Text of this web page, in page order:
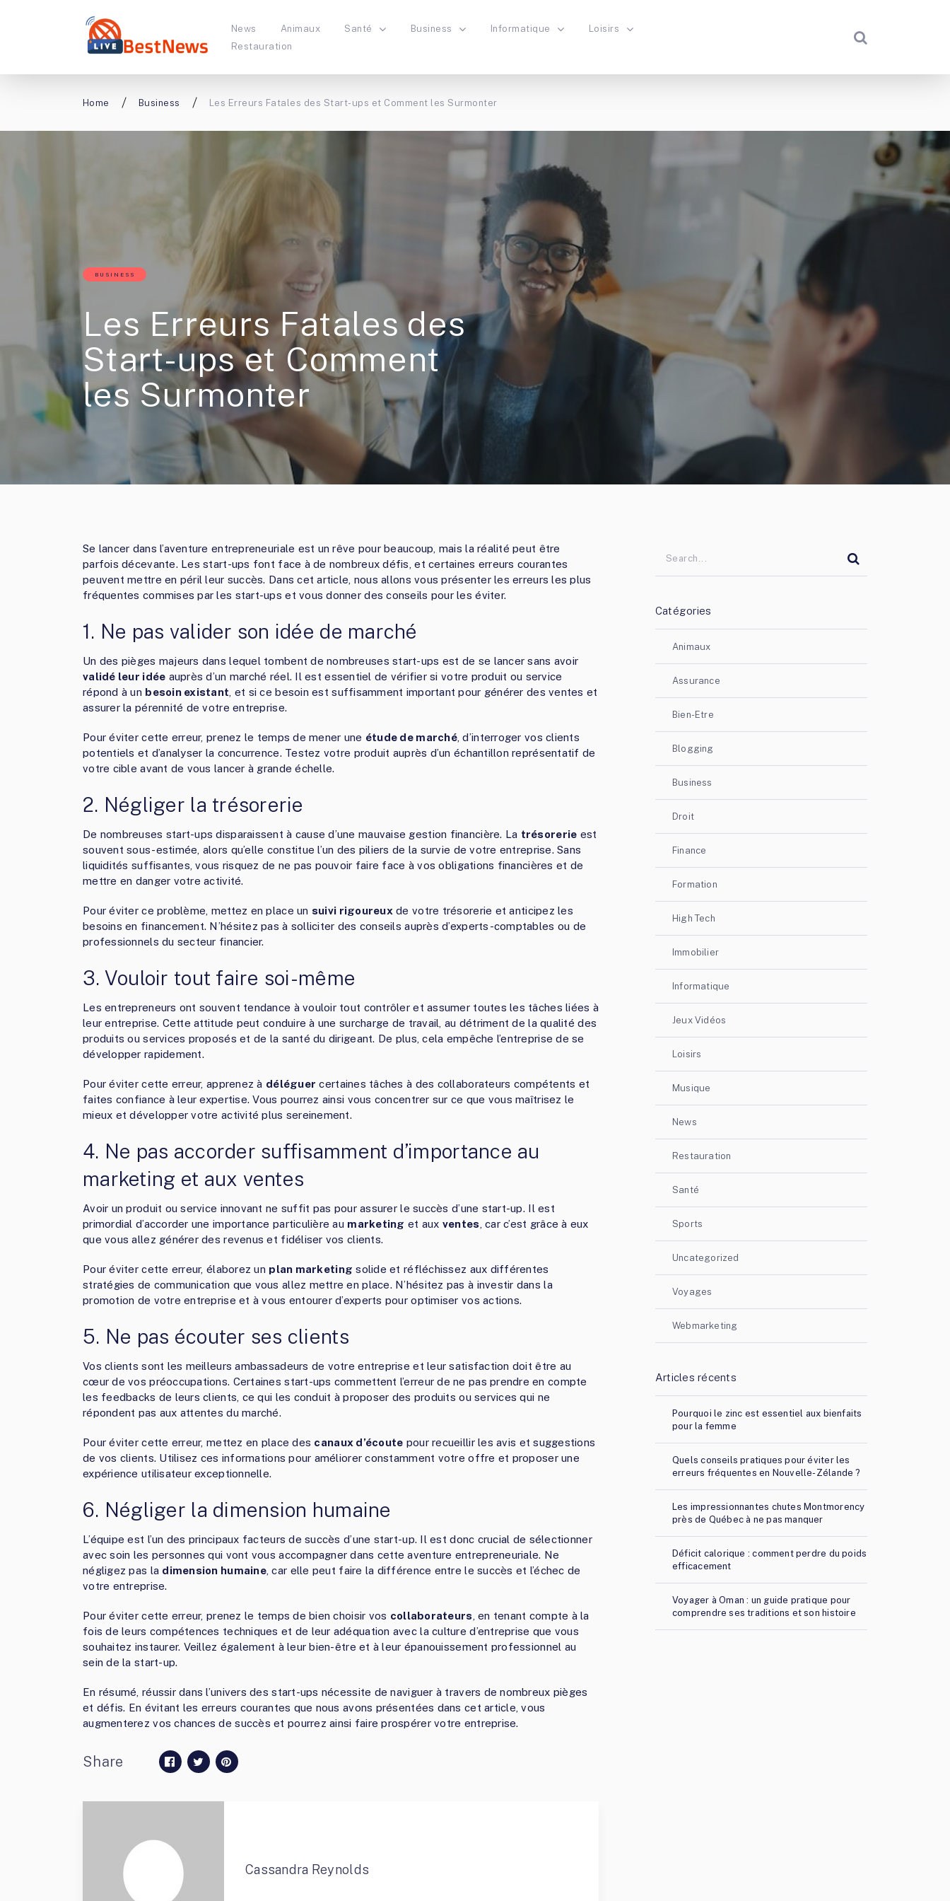
News Animaux Santé Business Informatique
Loisirs
Restauration
Home Business Les Erreurs Fatales des Start-ups et Comment les Surmonter
BUSINESS
Les Erreurs Fatales des
Start-ups et Comment
les Surmonter
Se lancer dans l’aventure entrepreneuriale est un rêve pour beaucoup, mais la réalité peut être
parfois décevante. Les start-ups font face à de nombreux défis, et certaines erreurs courantes
peuvent mettre en péril leur succès. Dans cet article, nous allons vous présenter les erreurs les plus
fréquentes commises par les start-ups et vous donner des conseils pour les éviter.
1. Ne pas valider son idée de marché
Un des pièges majeurs dans lequel tombent de nombreuses start-ups est de se lancer sans avoir
validé leur idée auprès d’un marché réel. Il est essentiel de vérifier si votre produit ou service
répond à un besoin existant , et si ce besoin est suffisamment important pour générer des ventes et
assurer la pérennité de votre entreprise.
Pour éviter cette erreur, prenez le temps de mener une étude de marché, d’interroger vos clients
potentiels et d’analyser la concurrence. Testez votre produit auprès d’un échantillon représentatif de
votre cible avant de vous lancer à grande échelle.
2. Négliger la trésorerie
De nombreuses start-ups disparaissent à cause d’une mauvaise gestion financière. La trésorerie est
souvent sous-estimée, alors qu’elle constitue l’un des piliers de la survie de votre entreprise. Sans
liquidités suffisantes, vous risquez de ne pas pouvoir faire face à vos obligations financières et de
mettre en danger votre activité.
Pour éviter ce problème, mettez en place un suivi rigoureux de votre trésorerie et anticipez les
besoins en financement. N’hésitez pas à solliciter des conseils auprès d’experts-comptables ou de
professionnels du secteur financier.
3. Vouloir tout faire soi-même
Les entrepreneurs ont souvent tendance à vouloir tout contrôler et assumer toutes les tâches liées à
leur entreprise. Cette attitude peut conduire à une surcharge de travail, au détriment de la qualité des
produits ou services proposés et de la santé du dirigeant. De plus, cela empêche l’entreprise de se
développer rapidement.
Pour éviter cette erreur, apprenez à déléguer certaines tâches à des collaborateurs compétents et
faites confiance à leur expertise. Vous pourrez ainsi vous concentrer sur ce que vous maîtrisez le
mieux et développer votre activité plus sereinement.
4. Ne pas accorder suffisamment d’importance au
marketing et aux ventes
Avoir un produit ou service innovant ne suffit pas pour assurer le succès d’une start-up. Il est
primordial d’accorder une importance particulière au marketing et aux ventes , car c’est grâce à eux
que vous allez générer des revenus et fidéliser vos clients.
Pour éviter cette erreur, élaborez un plan marketing solide et réfléchissez aux différentes
stratégies de communication que vous allez mettre en place. N’hésitez pas à investir dans la
promotion de votre entreprise et à vous entourer d’experts pour optimiser vos actions.
5. Ne pas écouter ses clients
Vos clients sont les meilleurs ambassadeurs de votre entreprise et leur satisfaction doit être au
cœur de vos préoccupations. Certaines start-ups commettent l’erreur de ne pas prendre en compte
les feedbacks de leurs clients, ce qui les conduit à proposer des produits ou services qui ne
répondent pas aux attentes du marché.
Pour éviter cette erreur, mettez en place des canaux d’écoute pour recueillir les avis et suggestions
de vos clients. Utilisez ces informations pour améliorer constamment votre offre et proposer une
expérience utilisateur exceptionnelle.
6. Négliger la dimension humaine
L’équipe est l’un des principaux facteurs de succès d’une start-up. Il est donc crucial de sélectionner
avec soin les personnes qui vont vous accompagner dans cette aventure entrepreneuriale. Ne
négligez pas la dimension humaine, car elle peut faire la différence entre le succès et l’échec de
votre entreprise.
Pour éviter cette erreur, prenez le temps de bien choisir vos collaborateurs , en tenant compte à la
fois de leurs compétences techniques et de leur adéquation avec la culture d’entreprise que vous
souhaitez instaurer. Veillez également à leur bien-être et à leur épanouissement professionnel au
sein de la start-up.
En résumé, réussir dans l’univers des start-ups nécessite de naviguer à travers de nombreux pièges
et défis. En évitant les erreurs courantes que nous avons présentées dans cet article, vous
augmenterez vos chances de succès et pourrez ainsi faire prospérer votre entreprise.
Share
Cassandra Reynolds
Catégories
Animaux
Assurance
Bien-Etre
Blogging
Business
Droit
Finance
Formation
High Tech
Immobilier
Informatique
Jeux Vidéos
Loisirs
Musique
News
Restauration
Santé
Sports
Uncategorized
Voyages
Webmarketing
Articles récents
Pourquoi le zinc est essentiel aux bienfaits
pour la femme
Quels conseils pratiques pour éviter les
erreurs fréquentes en Nouvelle-Zélande ?
Les impressionnantes chutes Montmorency
près de Québec à ne pas manquer
Déficit calorique : comment perdre du poids
efficacement
Voyager à Oman : un guide pratique pour
comprendre ses traditions et son histoire